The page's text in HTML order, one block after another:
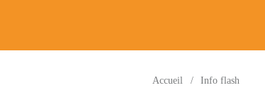
Accueil / Info flash